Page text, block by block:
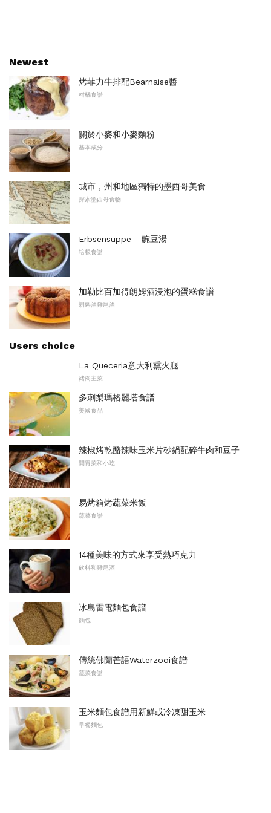
Newest
烤菲力牛排配Bearnaise醬
柑橘食譜
關於小麥和小麥麵粉
基本成分
城市，州和地區獨特的墨西哥美食
探索墨西哥食物
Erbsensuppe - 豌豆湯
培根食譜
加勒比百加得朗姆酒浸泡的蛋糕食譜
朗姆酒雞尾酒
Users choice
La Queceria意大利熏火腿
豬肉主菜
多刺梨瑪格麗塔食譜
美國食品
辣椒烤乾酪辣味玉米片砂鍋配碎牛肉和豆子
開胃菜和小吃
易烤箱烤蔬菜米飯
蔬菜食譜
14種美味的方式來享受熱巧克力
飲料和雞尾酒
冰島雷電麵包食譜
麵包
傳統佛蘭芒語Waterzooi食譜
蔬菜食譜
玉米麵包食譜用新鮮或冷凍甜玉米
早餐麵包